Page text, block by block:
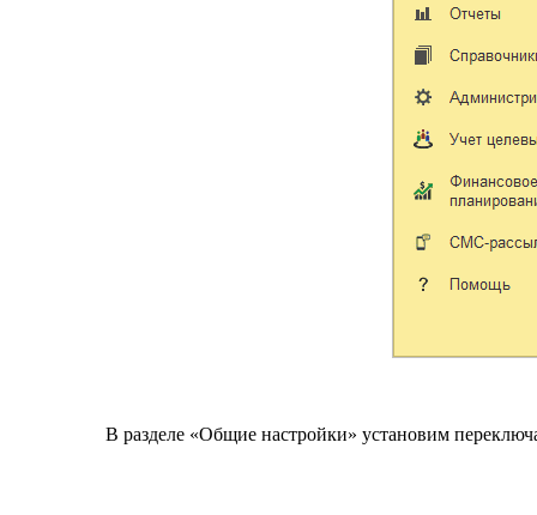
В разделе «Общие настройки» установим